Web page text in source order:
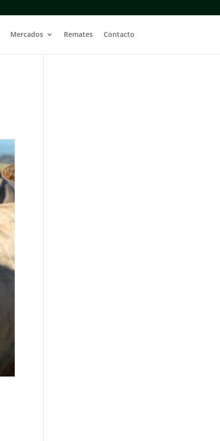
Mercados Remates Contacto